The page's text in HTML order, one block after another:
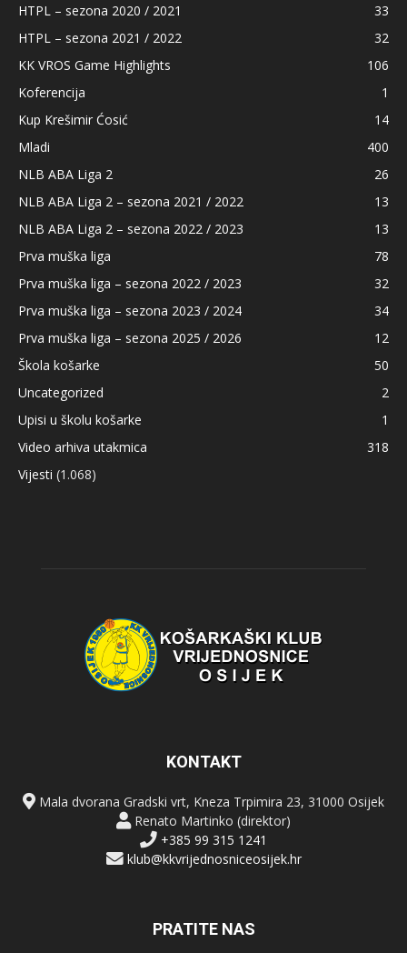
HTPL – sezona 2020 / 2021
33
HTPL – sezona 2021 / 2022
32
KK VROS Game Highlights
106
Koferencija
1
Kup Krešimir Ćosić
14
Mladi
400
NLB ABA Liga 2
26
NLB ABA Liga 2 – sezona 2021 / 2022
13
NLB ABA Liga 2 – sezona 2022 / 2023
13
Prva muška liga
78
Prva muška liga – sezona 2022 / 2023
32
Prva muška liga – sezona 2023 / 2024
34
Prva muška liga – sezona 2025 / 2026
12
Škola košarke
50
Uncategorized
2
Upisi u školu košarke
1
Video arhiva utakmica
318
Vijesti (1.068)
KONTAKT
Mala dvorana Gradski vrt, Kneza Trpimira 23, 31000 Osijek
Renato Martinko (direktor)
+385 99 315 1241
klub@kkvrijednosniceosijek.hr
PRATITE NAS